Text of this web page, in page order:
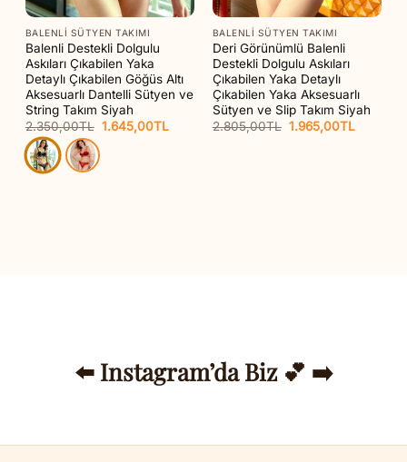
BALENLI SÜTYEN TAKIMI
Balenli Destekli Dolgulu
Askıları Çıkabilen Yaka
Detaylı Çıkabilen Göğüs Altı
Aksesuarlı Dantelli Sütyen ve
String Takım Siyah
2.350,00TL Orijinal
1.645,00TL
BALENLI SÜTYEN TAKIMI
Deri Görünümlü Balenli
Destekli Dolgulu Askıları
Çıkabilen Yaka Detaylı
Çıkabilen Yaka Aksesuarlı
Sütyen ve Slip Takım Siyah
2.805,00TL Orijinal
1.965,00TL
⬅️ Instagram’da Biz 💕 ➡️